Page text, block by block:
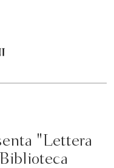
"Lettera